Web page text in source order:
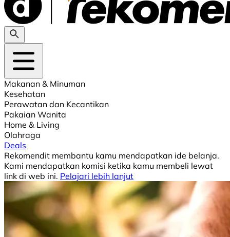
Makanan & Minuman
Kesehatan
Perawatan dan Kecantikan
Pakaian Wanita
Home & Living
Olahraga
Deals
Rekomendit membantu kamu mendapatkan ide belanja.
Kami mendapatkan komisi ketika kamu membeli lewat
link di web ini. Pelajari lebih lanjut